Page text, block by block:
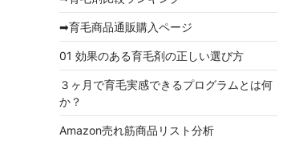
➡育毛商品通販購入ページ
01 効果のある育毛剤の正しい選び方
３ヶ月で育毛実感できるプログラムとは何
か？
Amazon売れ筋商品リスト分析